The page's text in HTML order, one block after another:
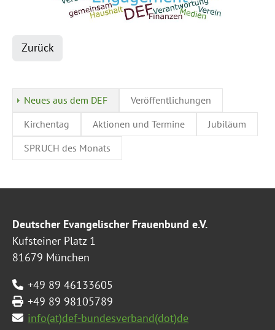
Zurück
Neues aus dem DEF
Veröffentlichungen
Kirchentag
Aktionen und Termine
Jubiläum
SPRUCH des Monats
Deutscher Evangelischer Frauenbund e.V.
Kufsteiner Platz 1
81679 München
+49 89 46133605
+49 89 98105789
info(at)def-bundesverband(dot)de